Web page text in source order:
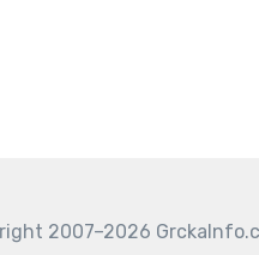
2007–2026